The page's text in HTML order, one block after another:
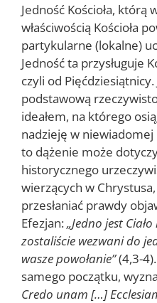
Jedność Kościoła, którą
właściwością Kościoła
partykularne (lokalne)
Jedność ta przysługuje
czyli od
podstawową
ideałem, na którego
nadzieję w niewiadomej
to dążenie może
historycznego
wierzących w
przesłaniać prawdy
Efezjan:„Jedno jest
zostaliście wezwani do
wasze powołanie”(4,3-
samego początku,
Credo unam […]